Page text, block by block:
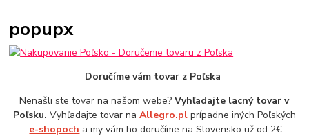
popupx
Doručíme vám tovar z Poľska
Nenašli ste tovar na našom webe?Vyhľadajte lacný tovar v
Poľsku. Vyhľadajte tovar na Allegro.plprípadne iných Poľských
e-shopoch a my vám ho doručíme na Slovensko už od 2€